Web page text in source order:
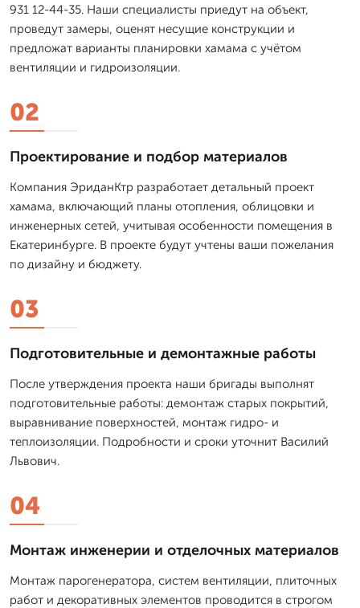
931 12-44-35. Наши специалисты приедут на объект,
проведут замеры, оценят несущие конструкции и
предложат варианты планировки хамама с учётом
вентиляции и гидроизоляции.
02
Проектирование и подбор материалов
Компания ЭриданКтр разработает детальный проект
хамама, включающий планы отопления, облицовки и
инженерных сетей, учитывая особенности помещения в
Екатеринбурге. В проекте будут учтены ваши пожелания
по дизайну и бюджету.
03
Подготовительные и демонтажные работы
После утверждения проекта наши бригады выполнят
подготовительные работы: демонтаж старых покрытий,
выравнивание поверхностей, монтаж гидро- и
теплоизоляции. Подробности и сроки уточнит Василий
Львович.
04
Монтаж инженерии и отделочных материалов
Монтаж парогенератора, систем вентиляции, плиточных
работ и декоративных элементов проводится в строгом